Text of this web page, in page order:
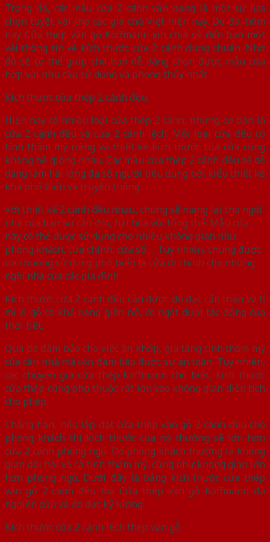
Trong đó, các mẫu cửa 2 cánh vẫn đang là một sự lựa
chọn tuyệt vời cho các gia chủ Việt hiện nay. Do đó, hôm
nay Cửa thép vân gỗ Koffmann xin chia sẻ đến bạn một
vài thông tin về kích thước cửa 2 cánh đúng chuẩn. Nhờ
đó sẽ có thể giúp cho bạn dễ dàng chọn được mẫu cửa
hợp với nhu cầu sử dụng và phong thủy nhất.
Kích thước cửa thép 2 cánh đều
Hiện nay có nhiều loại cửa thép 2 cánh, nhưng cơ bản là
cửa 2 cánh đều và cửa 2 cánh lệch. Mỗi loại cửa đều có
tính thẩm mỹ riêng và thiết kế kích thước của cửa cũng
không hề giống nhau. Các mẫu cửa thép 2 cánh đều sẽ dễ
dàng làm hài lòng đa số người tiêu dùng bởi kiểu thiết kế
khá phổ biến và truyền thống.
Với thiết kế 2 cánh đều nhau, chúng sẽ mang lại cho ngôi
nhà của bạn sự cân đối, hài hòa với tổng thể. Mẫu cửa
này có thể được sử dụng cho nhiều không gian như:
phòng khách, cửa chính, cửa sổ…. Tuy nhiên, chúng được
ưa chuộng sử dụng phổ biến là cửa đi chính cho những
ngôi nhà của các gia đình
Kích thước cửa 2 cánh đều cần được đo đạc cẩn thận và tỉ
mỉ vì gỗ có khả năng giãn nở, co ngót dưới tác động của
thời tiết.
Qua đó đảm bảo cho việc ăn khớp, gia tăng tính thẩm mỹ
của căn nhà mà còn đảm bảo được sự an toàn. Tuy nhiên,
các chuyên gia cửa thép Koffmann cho biết, kích thước
cửa thép cũng phụ thuộc rất lớn vào không gian diện tích
cho phép.
Chẳng hạn, nếu lắp đặt cửa thép vân gỗ 2 cánh đều cho
phòng khách thì kích thước của nó thường sẽ lớn hơn
cửa 2 cánh phòng ngủ. Do phòng khách thường là không
gian đòi hỏi về cả tính thẩm mỹ, cũng như không gian lớn
hơn phòng ngủ. Dưới đây là bảng kích thước cửa thép
vân gỗ 2 cánh đều mà Cửa thép vân gỗ Koffmann đã
nghiên cứu và đo đạc kỹ lưỡng
Kích thước cửa 2 cánh lệch thép vân gỗ